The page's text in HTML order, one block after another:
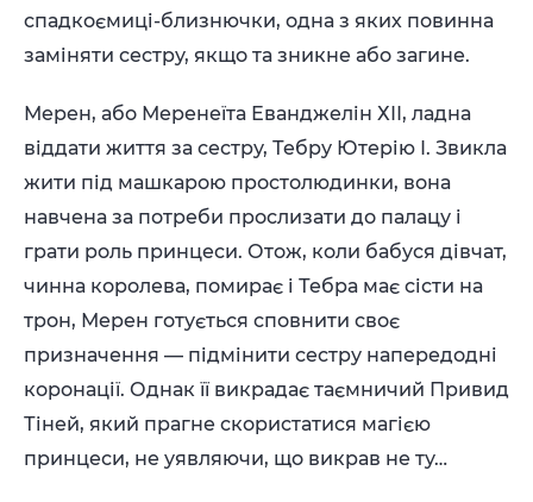
спадкоємиці-близнючки, одна з яких повинна
заміняти сестру, якщо та зникне або загине.
Мерен, або Меренеїта Еванджелін ХІІ, ладна
віддати життя за сестру, Тебру Ютерію І. Звикла
жити під машкарою простолюдинки, вона
навчена за потреби прослизати до палацу і
грати роль принцеси. Отож, коли бабуся дівчат,
чинна королева, помирає і Тебра має сісти на
трон, Мерен готується сповнити своє
призначення — підмінити сестру напередодні
коронації. Однак її викрадає таємничий Привид
Тіней, який прагне скористатися магією
принцеси, не уявляючи, що викрав не ту…